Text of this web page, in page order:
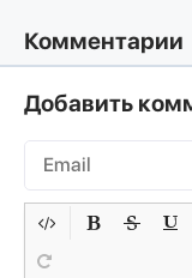
Комментарии
Добавить